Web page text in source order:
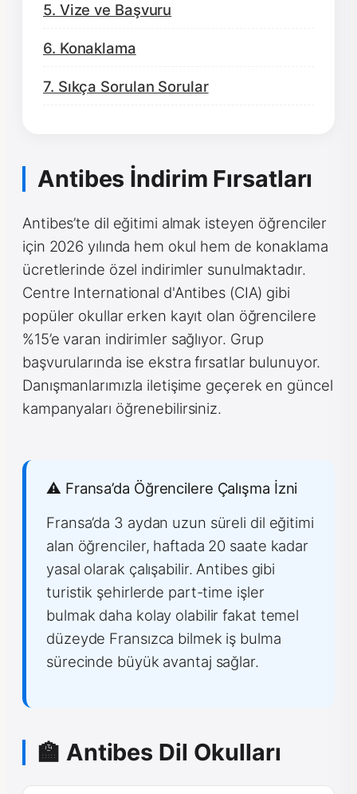
5. Vize ve Başvuru
6. Konaklama
7. Sıkça Sorulan Sorular
Antibes İndirim Fırsatları
Antibes’te dil eğitimi almak isteyen öğrenciler
için 2026 yılında hem okul hem de konaklama
ücretlerinde özel indirimler sunulmaktadır.
Centre International d'Antibes (CIA) gibi
popüler okullar erken kayıt olan öğrencilere
%15’e varan indirimler sağlıyor. Grup
başvurularında ise ekstra fırsatlar bulunuyor.
Danışmanlarımızla iletişime geçerek en güncel
kampanyaları öğrenebilirsiniz.
⚠️ Fransa’da Öğrencilere Çalışma İzni
Fransa’da 3 aydan uzun süreli dil eğitimi
alan öğrenciler, haftada 20 saate kadar
yasal olarak çalışabilir. Antibes gibi
turistik şehirlerde part-time işler
bulmak daha kolay olabilir fakat temel
düzeyde Fransızca bilmek iş bulma
sürecinde büyük avantaj sağlar.
🏫 Antibes Dil Okulları